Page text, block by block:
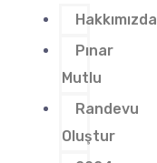
Hakkımızda
Pınar
Mutlu
Randevu
Oluştur